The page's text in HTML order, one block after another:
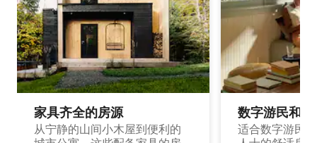
家具齐全的房源
从宁静的山间小木屋到便利的
数字游民和
适合数字游民